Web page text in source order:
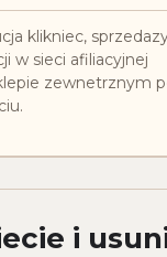
klikniec,
w sieci afiliacyjnej
zewnetrznym
i